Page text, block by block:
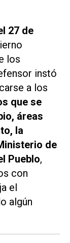
27 de
los
instó
a los
que se
áreas
la
de
Pueblo,
con
el
algún